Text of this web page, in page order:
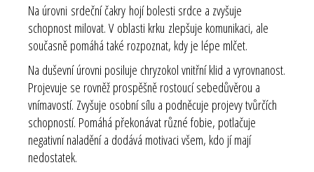
Na úrovni srdeční čakry hojí bolesti srdce a zvyšuje
schopnost milovat. V oblasti krku zlepšuje komunikaci, ale
současně pomáhá také rozpoznat, kdy je lépe mlčet.
Na duševní úrovni posiluje chryzokol vnitřní klid a vyrovnanost.
Projevuje se rovněž prospěšně rostoucí sebedůvěrou a
vnímavostí. Zvyšuje osobní sílu a podněcuje projevy tvůrčích
schopností. Pomáhá překonávat různé fobie, potlačuje
negativní naladění a dodává motivaci všem, kdo jí mají
nedostatek.